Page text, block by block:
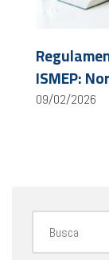
ISMEP:
09/02/2026